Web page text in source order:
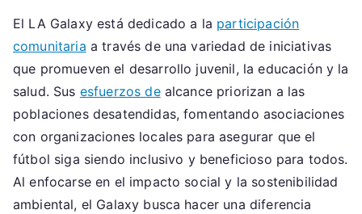
Participación
comunitaria,
Esfuerzos
de
divulgación,
impacto
social
El LA Galaxy está dedicado a la participación
comunitaria a través de una variedad de iniciativas
que promueven el desarrollo juvenil, la educación y la
salud. Sus esfuerzos dealcance priorizan a las
poblaciones desatendidas, fomentando asociaciones
con organizaciones locales para asegurar que el
fútbol siga siendo inclusivo y beneficioso para todos.
Al enfocarse en el impacto social y la sostenibilidad
ambiental, el Galaxy busca hacer una diferencia